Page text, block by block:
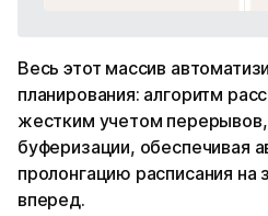
Весь этот массив
планирования: алгоритм
жестким учетом
буферизации, обеспечивая
пролонгацию расписания
вперед.